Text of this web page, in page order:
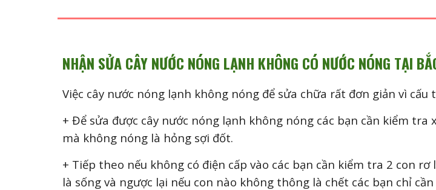
NHẬN SỬA CÂY NƯỚC NÓNG LẠNH KHÔNG CÓ NƯỚC NÓNG TẠI
Việc cây nước nóng lạnh không nóng để sửa chữa rất đơn giản vì
+ Để sửa được cây nước nóng lạnh không nóng các bạn cần kiểm tra
mà không nóng là hỏng sợi đốt.
+ Tiếp theo nếu không có điện cấp vào các bạn cần kiểm tra 2 con
là sống và ngược lại nếu con nào không thông là chết các bạn chỉ